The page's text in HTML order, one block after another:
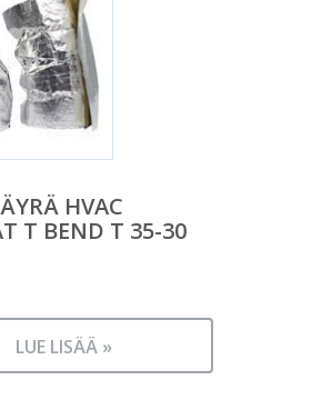
HVAC
T BEND T 35-30
LUE LISÄÄ »